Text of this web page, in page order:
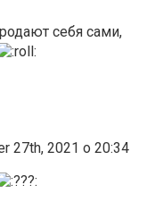
себя сами,
27th, 2021 о 20:34